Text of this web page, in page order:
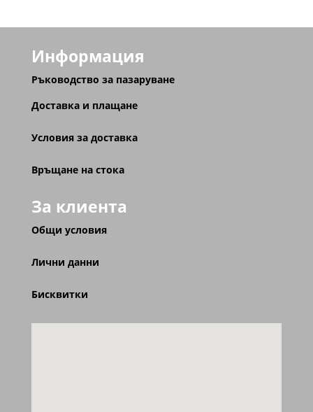
Информация
Ръководство за пазаруване
Доставка и плащане
Условия за доставка
Връщане на стока
За клиента
Общи условия
Лични данни
Бисквитки